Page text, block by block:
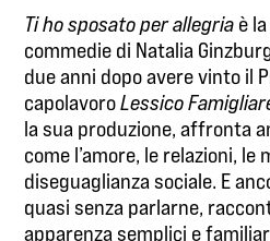
Ti ho sposato per allegria è
commedie di Natalia
due anni dopo avere vinto il
capolavoroLessico
la sua produzione, affronta
come l’amore, le relazioni, le
diseguaglianza sociale. E
quasi senza parlarne,
apparenza semplici e